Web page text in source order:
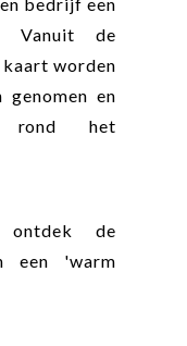
Vanuit de
kaart worden
genomen en
rond het
de
een 'warm